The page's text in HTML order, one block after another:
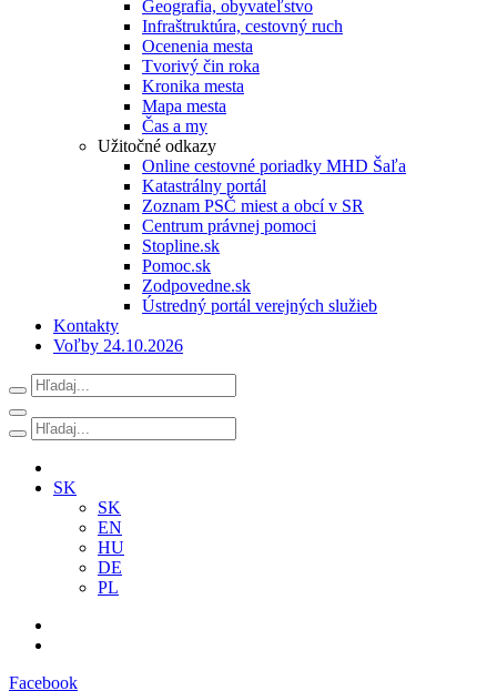
Geografia, obyvateľstvo
Infraštruktúra, cestovný ruch
Ocenenia mesta
Tvorivý čin roka
Kronika mesta
Mapa mesta
Čas a my
Užitočné odkazy
Online cestovné poriadky MHD Šaľa
Katastrálny portál
Zoznam PSČ miest a obcí v SR
Centrum právnej pomoci
Stopline.sk
Pomoc.sk
Zodpovedne.sk
Ústredný portál verejných služieb
Kontakty
Voľby 24.10.2026
SK
SK
EN
HU
DE
PL
Facebook